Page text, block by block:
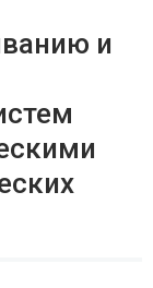
и